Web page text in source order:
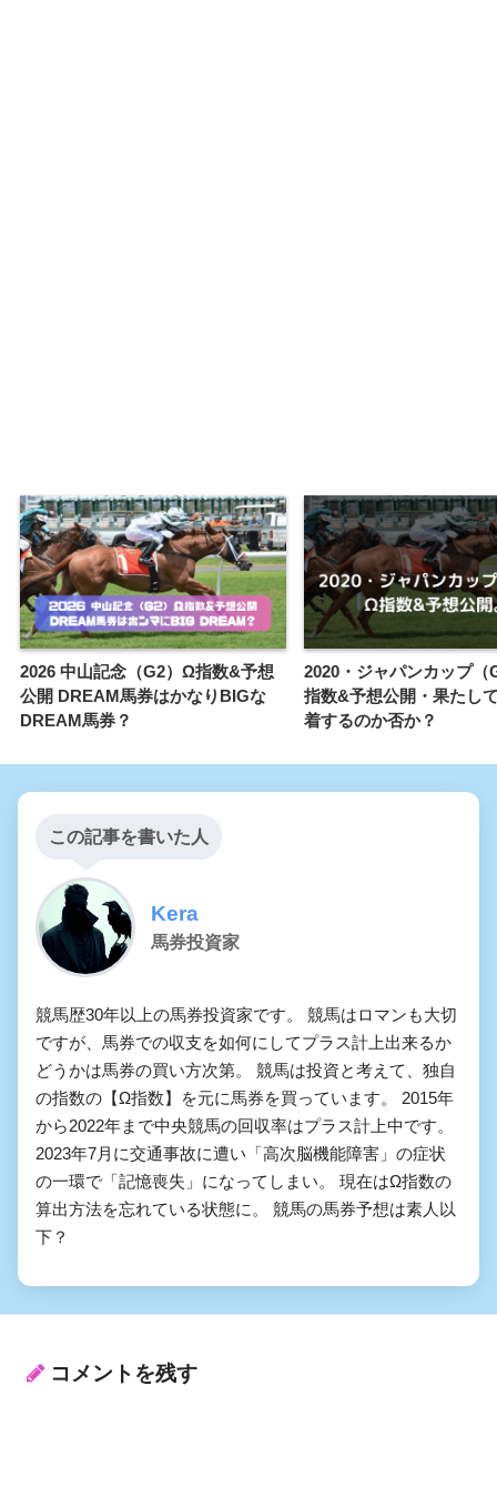
2026 中山記念（G2）Ω指数&予想
公開 DREAM馬券はかなりBIGな
DREAM馬券？
2020・ジャパンカップ（
指数&予想公開・果たし
着するのか否か？
この記事を書いた人
Kera
馬券投資家
競馬歴30年以上の馬券投資家です。 競馬はロマンも大切
ですが、馬券での収支を如何にしてプラス計上出来るか
どうかは馬券の買い方次第。 競馬は投資と考えて、独自
の指数の【Ω指数】を元に馬券を買っています。 2015年
から2022年まで中央競馬の回収率はプラス計上中です。
2023年7月に交通事故に遭い「高次脳機能障害」の症状
の一環で「記憶喪失」になってしまい。 現在はΩ指数の
算出方法を忘れている状態に。 競馬の馬券予想は素人以
下？
コメントを残す